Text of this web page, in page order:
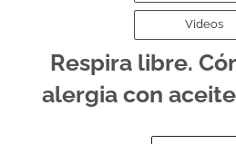
Videos
Respira libre.
alergia con